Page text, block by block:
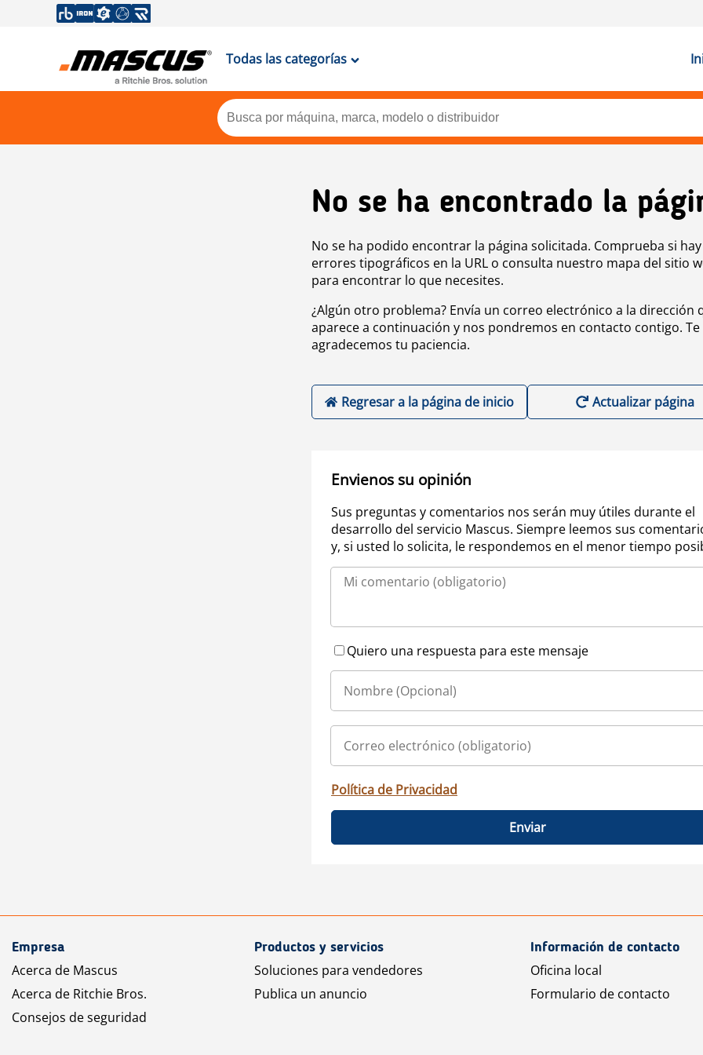
Todas las categorías
No se ha encontrado la
No se ha podido encontrar la página solicitada. Comprueba si hay
errores tipográficos en la URL o consulta nuestro mapa del sitio
para encontrar lo que necesites.
¿Algún otro problema? Envía un correo electrónico a la dirección
aparece a continuación y nos pondremos en contacto contigo. Te
agradecemos tu paciencia.
Regresar a la página de inicio Actualizar página
Envienos su opinión
Sus preguntas y comentarios nos serán muy útiles durante el
desarrollo del servicio Mascus. Siempre leemos sus
y, si usted lo solicita, le respondemos en el menor tiempo
Quiero una respuesta para este mensaje
Política de Privacidad
Enviar
Empresa
Acerca de Mascus
Acerca de Ritchie Bros.
Consejos de seguridad
Productos y servicios
Soluciones para vendedores
Publica un anuncio
Información de contacto
Oficina local
Formulario de contacto